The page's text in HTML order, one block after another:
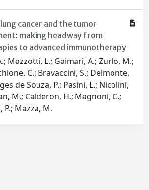
cancer and the tumor
making headway from
to advanced immunotherapy
Mazzotti, L.; Gaimari, A.; Zurlo, M.;
C.; Bravaccini, S.; Delmonte,
de Souza, P.; Pasini, L.; Nicolini,
M.; Calderon, H.; Magnoni, C.;
P.; Mazza, M.